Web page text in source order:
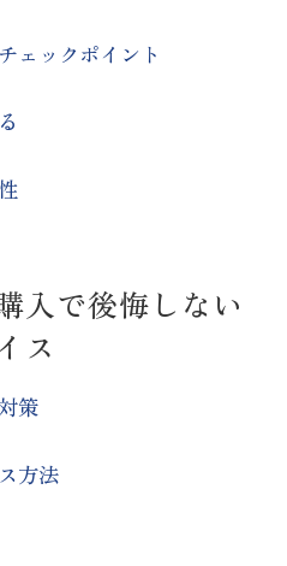
ェックポイント
入で後悔しない
ス
策
方法